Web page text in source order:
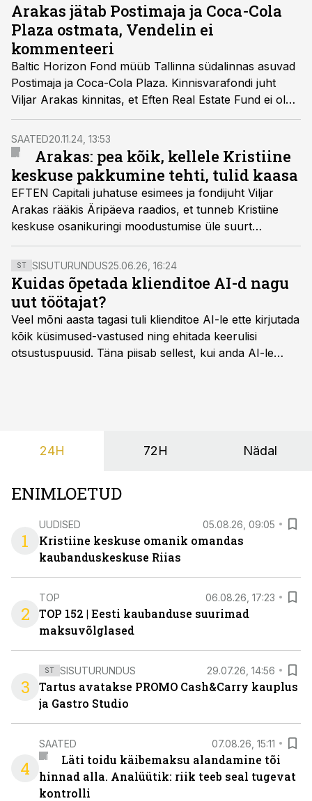
Arakas jätab Postimaja ja Coca-Cola
Plaza ostmata, Vendelin ei
kommenteeri
Baltic Horizon Fond müüb Tallinna südalinnas asuvad
Postimaja ja Coca-Cola Plaza. Kinnisvarafondi juht
Viljar Arakas kinnitas, et Eften Real Estate Fund ei ole
ostmisest huvitatud, samas kui ettevõtja Ivar Vendelin
keeldus teemat kommenteerimast.
SAATED20.11.24, 13:53
Arakas: pea kõik, kellele Kristiine
keskuse pakkumine tehti, tulid kaasa
EFTEN Capitali juhatuse esimees ja fondijuht Viljar
Arakas rääkis Äripäeva raadios, et tunneb Kristiine
keskuse osanikuringi moodustumise üle suurt
heameelt, kuna kokku saavad ka ärimehed, kes
omavahel koostööd pole teinud.
ST SISUTURUNDUS25.06.26, 16:24
Kuidas õpetada klienditoe AI-d nagu
uut töötajat?
Veel mõni aasta tagasi tuli klienditoe AI-le ette kirjutada
kõik küsimused-vastused ning ehitada keerulisi
otsustuspuusid. Täna piisab sellest, kui anda AI-le
24H 72H Nädal
ENIMLOETUD
1
UUDISED 05.08.26, 09:05
Kristiine keskuse omanik omandas
kaubanduskeskuse Riias
2
TOP 06.08.26, 17:23
TOP 152 | Eesti kaubanduse suurimad
maksuvõlglased
3
ST SISUTURUNDUS 29.07.26, 14:56
Tartus avatakse PROMO Cash&Carry kauplus
ja Gastro Studio
4
SAATED 07.08.26, 15:11
Läti toidu käibemaksu alandamine tõi
hinnad alla. Analüütik: riik teeb seal tugevat
kontrolli